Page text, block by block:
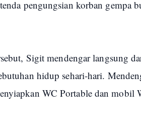
pengungsian korban gempa
Sigit mendengar langsung
hidup sehari-hari.
WC Portable dan mobil